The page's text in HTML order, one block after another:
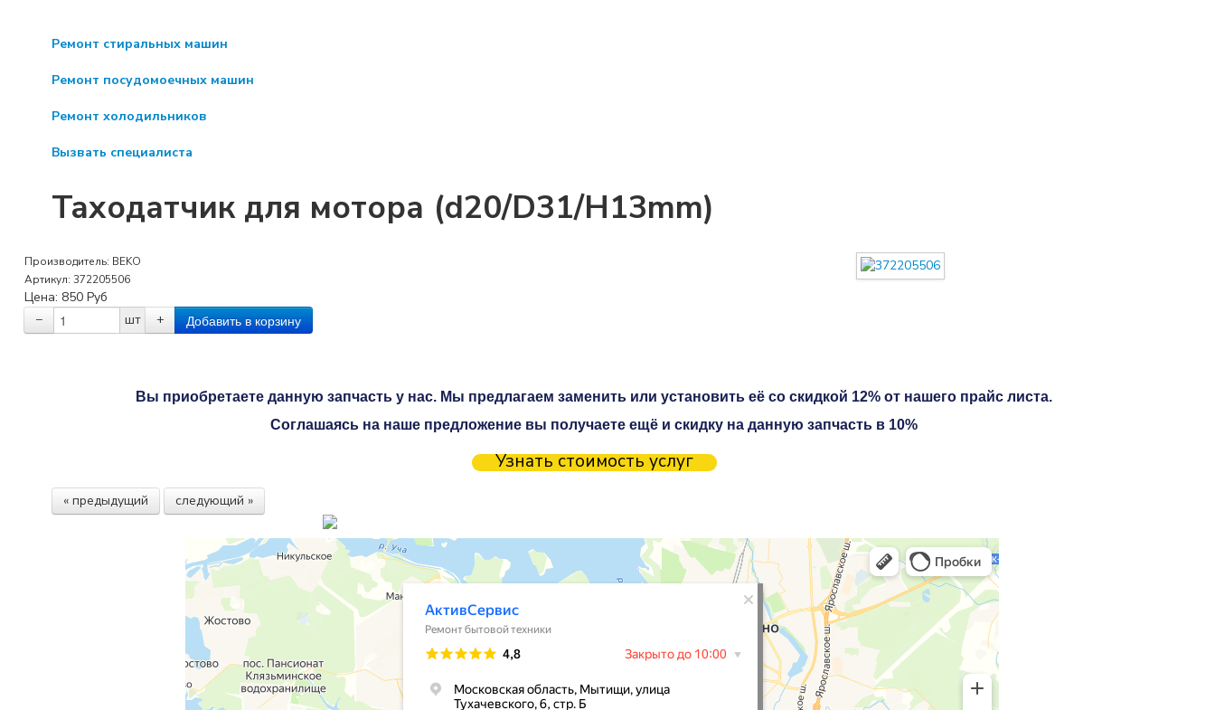
Ремонт стиральных машин
Ремонт посудомоечных машин
Ремонт холодильников
Вызвать специалиста
Таходатчик для мотора (d20/D31/H13mm)
Производитель: BEKO
Артикул: 372205506
Цена: 850 Руб
−
шт +
Вы приобретаете данную запчасть у нас. Мы предлагаем заменить или установить её со скидкой 12% от нашего прайс листа.
Соглашаясь на наше предложение вы получаете ещё и скидку на данную запчасть в 10%
Узнать стоимость услуг
« предыдущий следующий »